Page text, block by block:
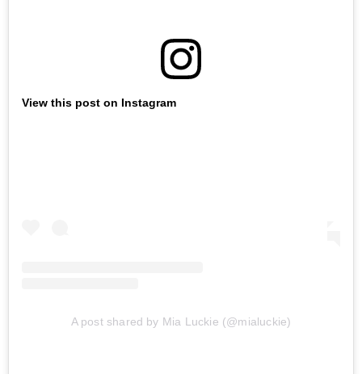
View this post on Instagram
A post shared by Mia Luckie (@mialuckie)